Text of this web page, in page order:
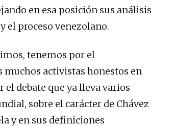
en esa posición sus análisis
el proceso venezolano.
tenemos por el
activistas honestos en
debate que ya lleva varios
sobre el carácter de Chávez
y en sus definiciones